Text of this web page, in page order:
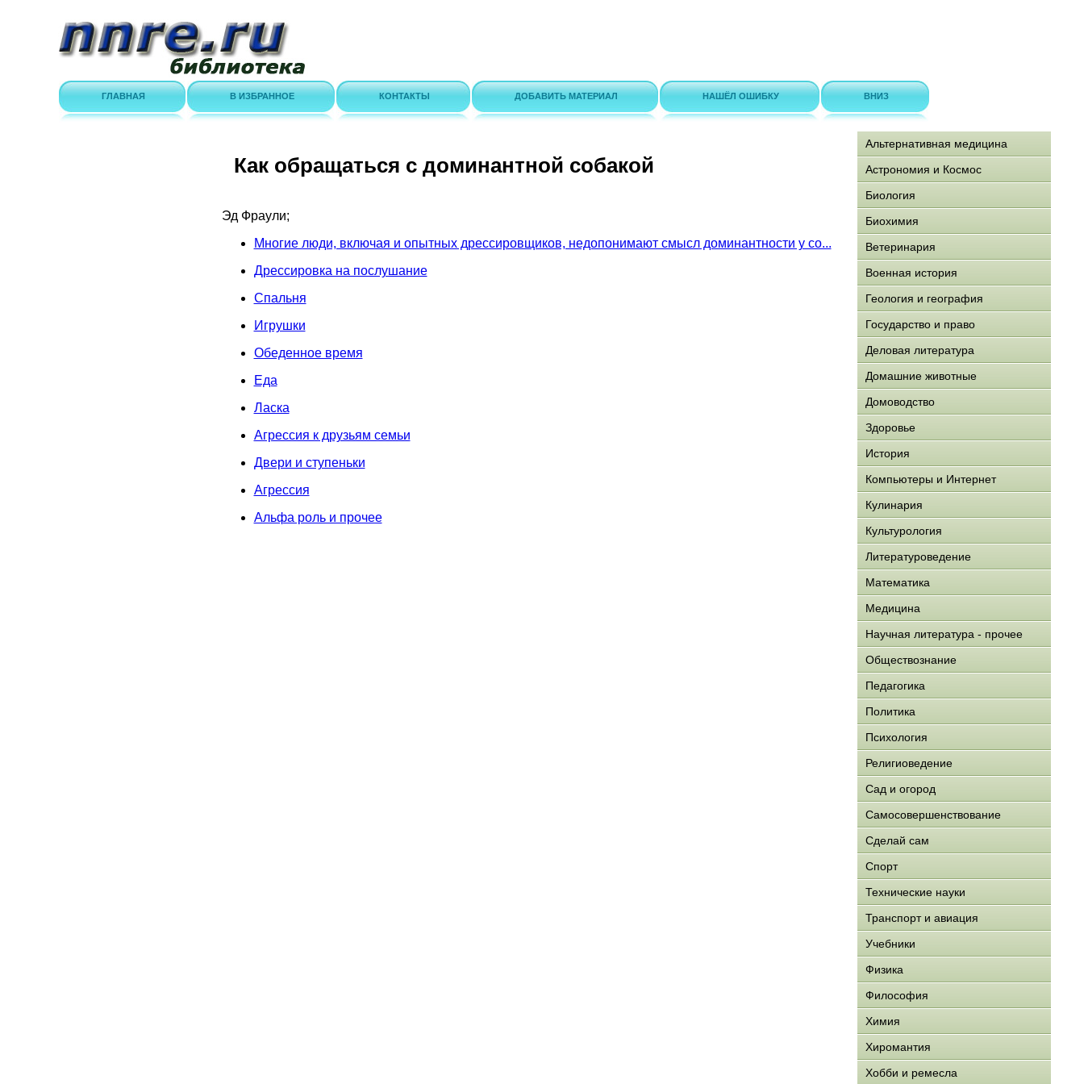
ГЛАВНАЯ В ИЗБРАННОЕ КОНТАКТЫ ДОБАВИТЬ МАТЕРИАЛ НАШЁЛ ОШИБКУ ВНИЗ
Как обращаться с доминантной собакой
Эд Фраули;
Многие люди, включая и опытных дрессировщиков, недопонимают смысл доминантности у со...
Дрессировка на послушание
Спальня
Игрушки
Обеденное время
Еда
Ласка
Агрессия к друзьям семьи
Двери и ступеньки
Агрессия
Альфа роль и прочее
Альтернативная медицина
Астрономия и Космос
Биология
Биохимия
Ветеринария
Военная история
Геология и география
Государство и право
Деловая литература
Домашние животные
Домоводство
Здоровье
История
Компьютеры и Интернет
Кулинария
Культурология
Литературоведение
Математика
Медицина
Научная литература - прочее
Обществознание
Педагогика
Политика
Психология
Религиоведение
Сад и огород
Самосовершенствование
Сделай сам
Спорт
Технические науки
Транспорт и авиация
Учебники
Физика
Философия
Химия
Хиромантия
Хобби и ремесла